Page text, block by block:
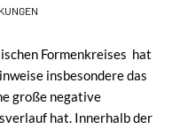
Formenkreises hat
insbesondere das
große negative
hat. Innerhalb der